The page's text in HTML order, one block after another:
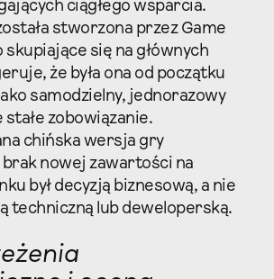
ciągłego wsparcia.
stworzona przez Game
się na głównych
że była ona od początku
samodzielny, jednorazowy
zobowiązanie.
chińska wersja gry
nowej zawartości na
był decyzją biznesową, a nie
techniczną lub deweloperską.